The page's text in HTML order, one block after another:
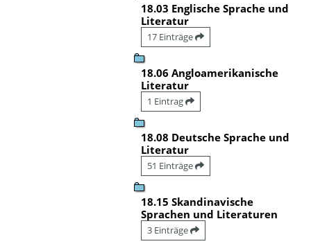
18.03 Englische Sprache und
Literatur
17 Einträge
18.06 Angloamerikanische
Literatur
1 Eintrag
18.08 Deutsche Sprache und
Literatur
51 Einträge
18.15 Skandinavische
Sprachen und Literaturen
3 Einträge